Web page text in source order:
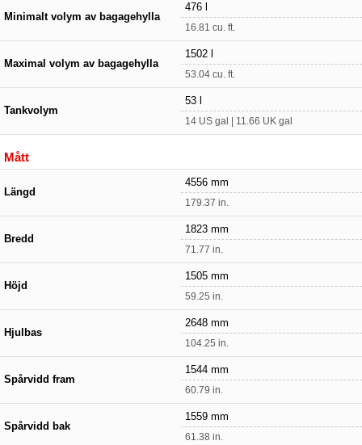
Minimalt volym av bagagehylla
476 l
16.81 cu. ft.
Maximal volym av bagagehylla
1502 l
53.04 cu. ft.
Tankvolym
53 l
14 US gal | 11.66 UK gal
Mått
Längd
4556 mm
179.37 in.
Bredd
1823 mm
71.77 in.
Höjd
1505 mm
59.25 in.
Hjulbas
2648 mm
104.25 in.
Spårvidd fram
1544 mm
60.79 in.
Spårvidd bak
1559 mm
61.38 in.